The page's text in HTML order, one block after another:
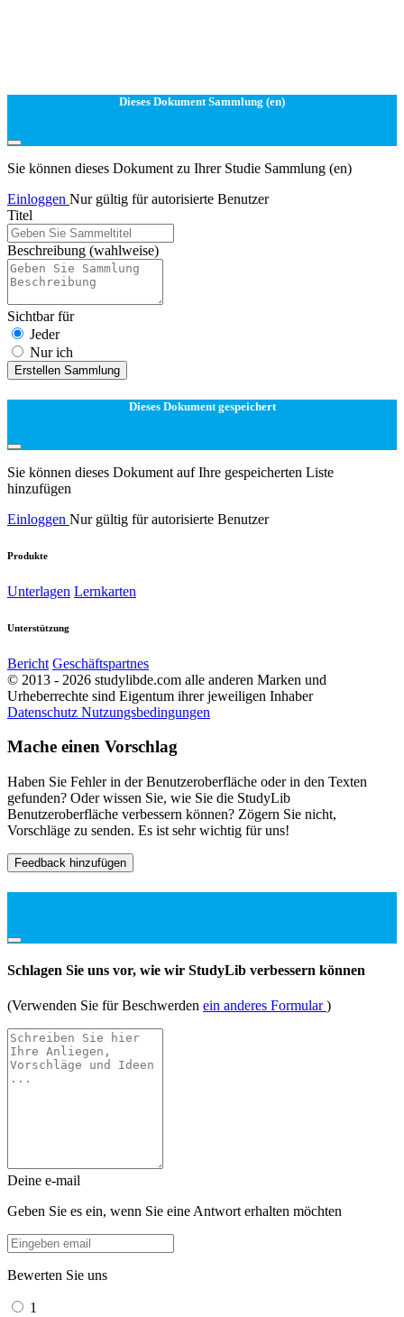
Dieses Dokument Sammlung (en)
Sie können dieses Dokument zu Ihrer Studie Sammlung (en)
Einloggen Nur gültig für autorisierte Benutzer
Titel
Beschreibung (wahlweise)
Sichtbar für
Jeder
Nur ich
Erstellen Sammlung
Dieses Dokument gespeichert
Sie können dieses Dokument auf Ihre gespeicherten Liste
hinzufügen
Einloggen Nur gültig für autorisierte Benutzer
Produkte
Unterlagen Lernkarten
Unterstützung
Bericht Geschäftspartnes
© 2013 - 2026 studylibde.com alle anderen Marken und
Urheberrechte sind Eigentum ihrer jeweiligen Inhaber
Datenschutz Nutzungsbedingungen
Mache einen Vorschlag
Haben Sie Fehler in der Benutzeroberfläche oder in den Texten
gefunden? Oder wissen Sie, wie Sie die StudyLib
Benutzeroberfläche verbessern können? Zögern Sie nicht,
Vorschläge zu senden. Es ist sehr wichtig für uns!
Feedback hinzufügen
Schlagen Sie uns vor, wie wir StudyLib verbessern können
(Verwenden Sie für Beschwerden ein anderes Formular)
Deine e-mail
Geben Sie es ein, wenn Sie eine Antwort erhalten möchten
Bewerten Sie uns
1